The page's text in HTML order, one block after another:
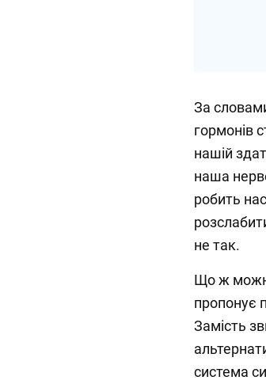
За
гормонів
нашій
наша
робить
не так.
Що ж
пропонує
Замість
система